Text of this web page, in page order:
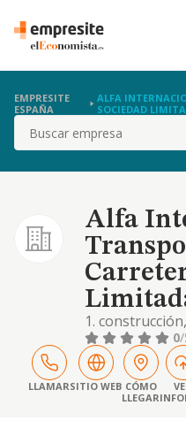
EMPRESITE
ESPAÑA
ALFA
SOCIEDAD
Buscar
Alfa
1.
por menor.
importación y
inmobiliarias.
textiles. 5.
0/
LLAMARSITIO WEB CÓMO
LLEGAR